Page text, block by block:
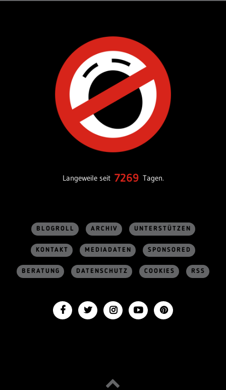
Langeweile seit 7269 Tagen.
BLOGROLL ARCHIV UNTERSTÜTZEN
KONTAKT MEDIADATEN SPONSORED
BERATUNG DATENSCHUTZ COOKIES RSS